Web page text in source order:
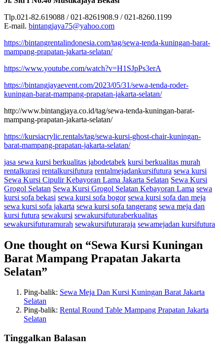
Tlp.021-82.619088 / 021-8261908.9 / 021-8260.1199
E-mail. bintangjaya75@yahoo.com
https://bintangrentalindonesia.com/tag/sewa-tenda-kuningan-barat-
mampang-prapatan-jakarta-selatan/
https://www.youtube.com/watch?v=H1SJpPs3erA
https://bintangjayaevent.com/2023/05/31/sewa-tenda-roder-
kuningan-barat-mampang-prapatan-jakarta-selatan/
http://www.bintangjaya.co.id/tag/sewa-tenda-kuningan-barat-
mampang-prapatan-jakarta-selatan/
https://kursiacrylic.rentals/tag/sewa-kursi-ghost-chair-kuningan-
barat-mampang-prapatan-jakarta-selatan/
jasa sewa kursi berkualitas jabodetabek kursi berkualitas murah
rentalkurasi rentalkursifutura rentalmejadankursifutura sewa kursi
Sewa Kursi Cipulir Kebayoran Lama Jakarta Selatan Sewa Kursi
Grogol Selatan Sewa Kursi Grogol Selatan Kebayoran Lama sewa
kursi sofa bekasi sewa kursi sofa bogor sewa kursi sofa dan meja
sewa kursi sofa jakarta sewa kursi sofa tangerang sewa meja dan
kursi futura sewakursi sewakursifuturaberkualitas
sewakursifuturamurah sewakursifuturaraja sewamejadan kursifutura
One thought on “Sewa Kursi Kuningan
Barat Mampang Prapatan Jakarta
Selatan”
Ping-balik: Sewa Meja Dan Kursi Kuningan Barat Jakarta
Selatan
Ping-balik: Rental Round Table Mampang Prapatan Jakarta
Selatan
Tinggalkan Balasan